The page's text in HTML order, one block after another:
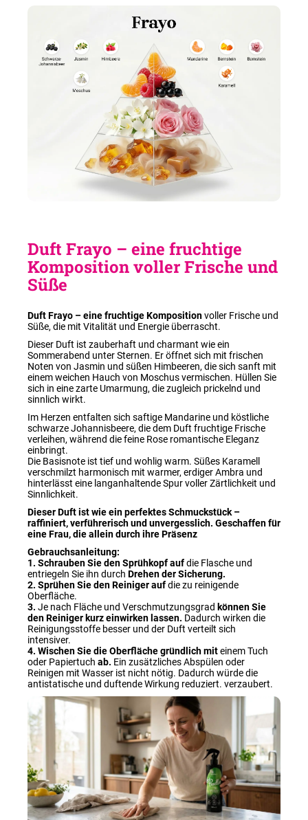
Duft Frayo – eine fruchtige
Kompositionvoller Frische und
Süße
Duft Frayo – eine fruchtige Kompositionvoller Frische und
Süße, die mit Vitalität und Energie überrascht.
Dieser Duft ist zauberhaft und charmant wie ein
Sommerabend unter Sternen. Er öffnet sich mit frischen
Noten von Jasmin und süßen Himbeeren, die sich sanft mit
einem weichen Hauch von Moschus vermischen. Hüllen Sie
sich in eine zarte Umarmung, die zugleich prickelnd und
sinnlich wirkt.
Im Herzen entfalten sich saftige Mandarine und köstliche
schwarze Johannisbeere, die dem Duft fruchtige Frische
verleihen, während die feine Rose romantische Eleganz
einbringt.
Die Basisnote ist tief und wohlig warm. Süßes Karamell
verschmilzt harmonisch mit warmer, erdiger Ambra und
hinterlässt eine langanhaltende Spur voller Zärtlichkeit und
Sinnlichkeit.
Dieser Duft ist wie ein perfektes Schmuckstück –
raffiniert, verführerisch und unvergesslich. Geschaffen für
eine Frau, die allein durch ihre Präsenz
Gebrauchsanleitung:
1. Schrauben Sie den Sprühkopfaufdie Flasche und
entriegeln Sie ihn durch Drehen der Sicherung.
2. Sprühen Sie den Reinigeraufdie zu reinigende
Oberfläche.
3. Je nach Fläche und Verschmutzungsgrad können Sie
den Reiniger kurz einwirken lassen. Dadurch wirken die
Reinigungsstoffe besser und der Duft verteilt sich
intensiver.
4. Wischen Sie die Oberfläche gründlichmiteinem Tuch
oder Papiertuch ab. Ein zusätzliches Abspülen oder
Reinigen mit Wasser ist nicht nötig. Dadurch würde die
antistatische und duftende Wirkung reduziert. verzaubert.